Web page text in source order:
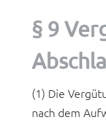
§ 9
(1) Die
nach dem